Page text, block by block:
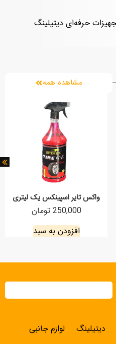
حرفه‌ای دیتیلینگ
مشاهده همه
واکس تایر اسپینکس یک لیتری
250,000 تومان
افزودن به سبد
دیتیلینگ لوازم جانبی